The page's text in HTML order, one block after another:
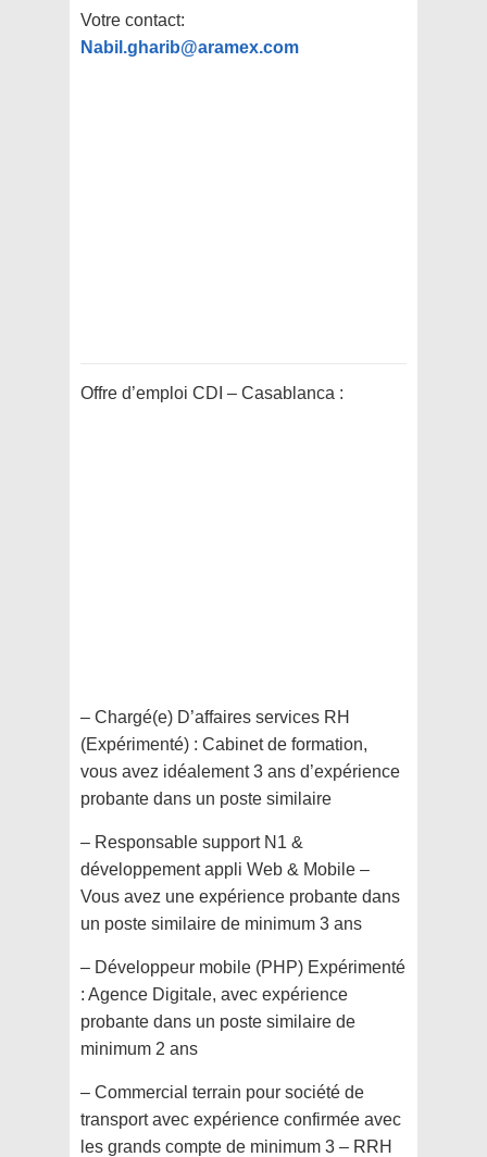
Votre contact:
Nabil.gharib@aramex.com
Offre d’emploi CDI – Casablanca :
– Chargé(e) D’affaires services RH
(Expérimenté) : Cabinet de formation,
vous avez idéalement 3 ans d’expérience
probante dans un poste similaire
– Responsable support N1 &
développement appli Web & Mobile –
Vous avez une expérience probante dans
un poste similaire de minimum 3 ans
– Développeur mobile (PHP) Expérimenté
: Agence Digitale, avec expérience
probante dans un poste similaire de
minimum 2 ans
– Commercial terrain pour société de
transport avec expérience confirmée avec
les grands compte de minimum 3 – RRH